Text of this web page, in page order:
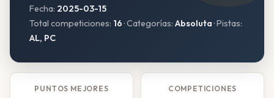
Fecha: 2025-03-15
Total competiciones: 16 · Categorías: Absoluta · Pistas:
AL, PC
PUNTOS MEJORES COMPETICIONES